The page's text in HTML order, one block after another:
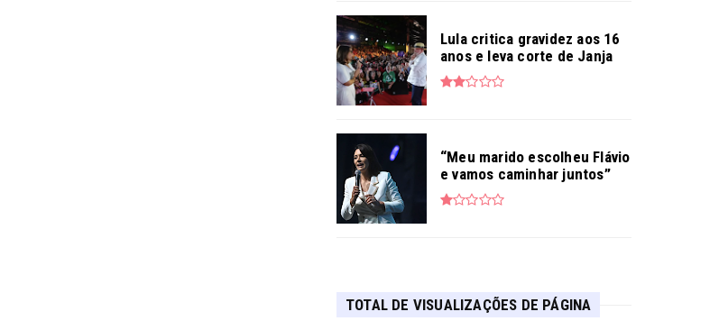
Lula critica gravidez aos 16
anos e leva corte de Janja
“Meu marido escolheu Flávio
e vamos caminhar juntos”
TOTAL DE VISUALIZAÇÕES DE PÁGINA